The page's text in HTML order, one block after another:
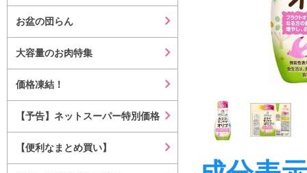
お盆の団らん
大容量のお肉特集
価格凍結！
【予告】ネットスーパー特別価格
【便利なまとめ買い】